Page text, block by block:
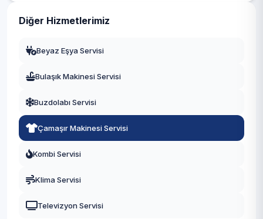
Diğer Hizmetlerimiz
Beyaz Eşya Servisi
Bulaşık Makinesi Servisi
Buzdolabı Servisi
Çamaşır Makinesi Servisi
Kombi Servisi
Klima Servisi
Televizyon Servisi